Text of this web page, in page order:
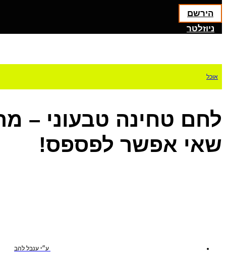
הירשם
ניוזלטר
אוכל
לחם טחינה טבעוני –
שאי אפשר לפספס!
ע״י ענבל להב